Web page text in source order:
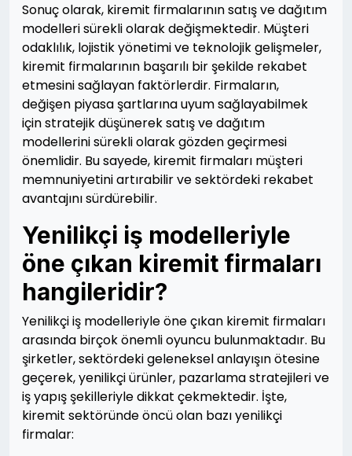
Sonuç olarak, kiremit firmalarının satış ve dağıtım
modelleri sürekli olarak değişmektedir. Müşteri
odaklılık, lojistik yönetimi ve teknolojik gelişmeler,
kiremit firmalarının başarılı bir şekilde rekabet
etmesini sağlayan faktörlerdir. Firmaların,
değişen piyasa şartlarına uyum sağlayabilmek
için stratejik düşünerek satış ve dağıtım
modellerini sürekli olarak gözden geçirmesi
önemlidir. Bu sayede, kiremit firmaları müşteri
memnuniyetini artırabilir ve sektördeki rekabet
avantajını sürdürebilir.
Yenilikçi iş modelleriyle
öne çıkan kiremit firmaları
hangileridir?
Yenilikçi iş modelleriyle öne çıkan kiremit firmaları
arasında birçok önemli oyuncu bulunmaktadır. Bu
şirketler, sektördeki geleneksel anlayışın ötesine
geçerek, yenilikçi ürünler, pazarlama stratejileri ve
iş yapış şekilleriyle dikkat çekmektedir. İşte,
kiremit sektöründe öncü olan bazı yenilikçi
firmalar: